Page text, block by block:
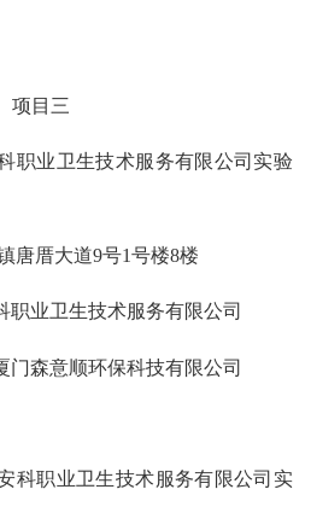
项 目 三
职业卫生技术服务有限公司实验
唐厝大道9号1号楼8楼
职业卫生技术服务有限公司
门森意顺环保科技有限公司
科职业卫生技术服务有限公司实